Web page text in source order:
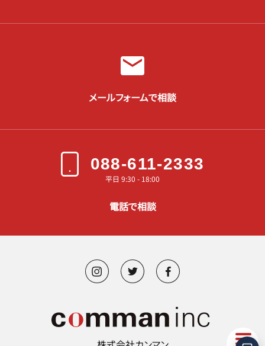
メールフォームで相談
088-611-2333
平日 9:30 - 18:00
電話で相談